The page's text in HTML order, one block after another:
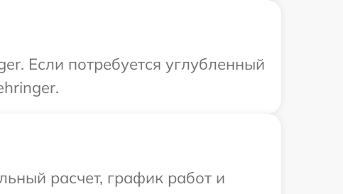
Если потребуется углубленный
расчет, график работ и